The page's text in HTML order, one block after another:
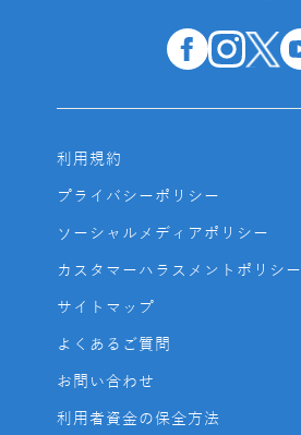
利用規約
プライバシーポリシー
ソーシャルメディアポリシー
カスタマーハラスメントポリシー
サイトマップ
よくあるご質問
お問い合わせ
利用者資金の保全方法